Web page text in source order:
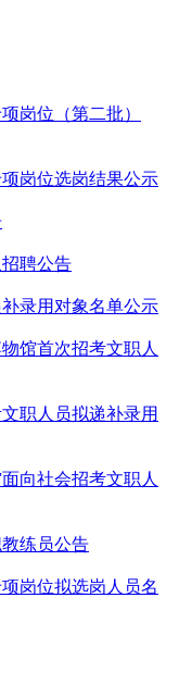
岗位（第二批）
岗位选岗结果公示
聘公告
录用对象名单公示
馆首次招考文职人
职人员拟递补录用
向社会招考文职人
练员公告
岗位拟选岗人员名